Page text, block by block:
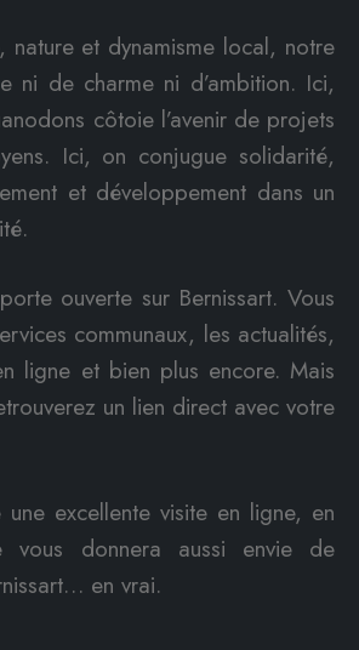
nature et dynamisme local, notre
ni de charme ni d’ambition. Ici,
côtoie l’avenir de projets
Ici, on conjugue solidarité,
et développement dans un
ouverte sur Bernissart. Vous
communaux, les actualités,
ligne et bien plus encore. Mais
un lien direct avec votre
une excellente visite en ligne, en
vous donnera aussi envie de
en vrai.